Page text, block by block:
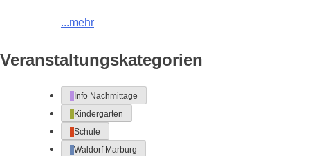
...mehr
Veranstaltungskategorien
Info Nachmittage
Kindergarten
Schule
Waldorf Marburg